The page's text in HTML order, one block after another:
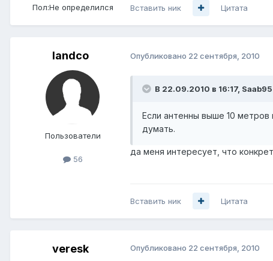
Пол:Не определился Вставить ник Цитата
landco
Пользователи
56
Опубликовано 22 сентября, 2010
В 22.09.2010 в 16:17, Saab95
Если антенны выше 10
думать.
да меня интересует, что
Вставить ник Цитата
veresk Опубликовано 22 сентября, 2010